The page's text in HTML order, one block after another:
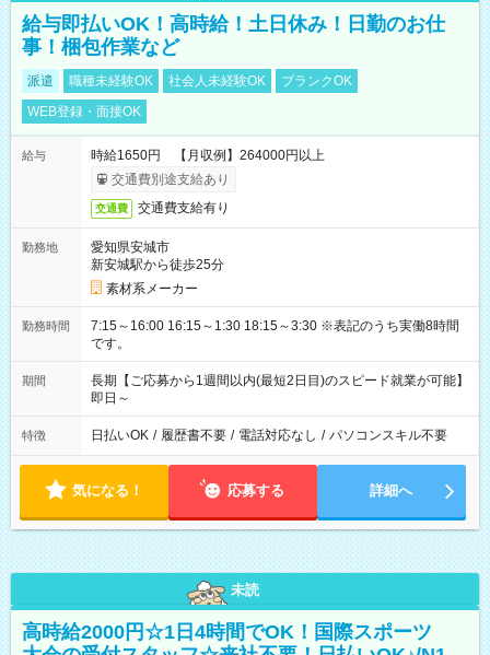
給与即払いOK！高時給！土日休み！日勤のお仕
事！梱包作業など
派遣 職種未経験OK 社会人未経験OK
ブランクOK
WEB登録・面接OK
給与
時給1650円 【月収例】264000円以上
交通費別途支給あり
交通費 交通費支給有り
勤務地
愛知県安城市
新安城駅から徒歩25分
素材系メーカー
勤務時間
7:15～16:00 16:15～1:30 18:15～3:30 ※表記のうち実働8時間
です。
期間
長期【ご応募から1週間以内(最短2日目)のスピード就業が可能】
即日～
特徴 日払いOK / 履歴書不要 / 電話対応なし / パソコンスキル不要
気になる！ 応募する 詳細へ
未読
高時給2000円☆1日4時間でOK！国際スポーツ